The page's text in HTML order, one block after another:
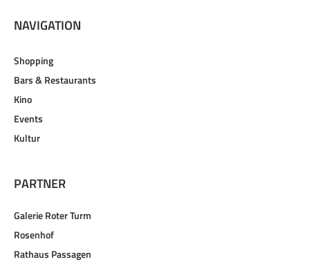
NAVIGATION
Shopping
Bars & Restaurants
Kino
Events
Kultur
PARTNER
Galerie Roter Turm
Rosenhof
Rathaus Passagen